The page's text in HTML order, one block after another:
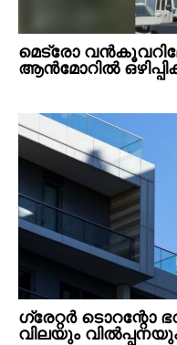
മെട്രോ
ആൻമോറിൽ
ഗ്രേറ്റര്‍ ടൊറന്റോ
വിലയും